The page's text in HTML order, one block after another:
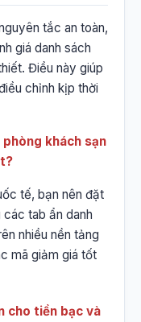
tắc an toàn,
giá danh sách
Điều này giúp
chỉnh kịp thời
khách sạn
tế, bạn nên đặt
tab ẩn danh
nhiều nền tảng
mã giảm giá tốt
cho tiền bạc và